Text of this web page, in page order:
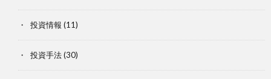
投資情報 (11)
投資手法(30)